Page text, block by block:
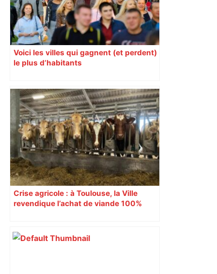
Voici les villes qui gagnent (et perdent)
le plus d’habitants
Crise agricole : à Toulouse, la Ville
revendique l’achat de viande 100%